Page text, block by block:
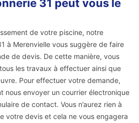
31 peut vous le
de votre piscine, notre
à Merenvielle vous suggère de faire
de devis. De cette manière, vous
les travaux à effectuer ainsi que
Pour effectuer votre demande,
nous envoyer un courrier électronique
de contact. Vous n’aurez rien à
votre devis et cela ne vous engagera